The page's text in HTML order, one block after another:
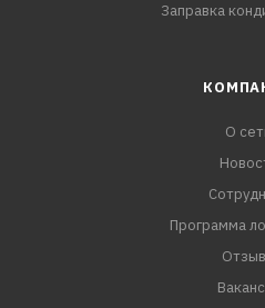
Заправка
О
Программа